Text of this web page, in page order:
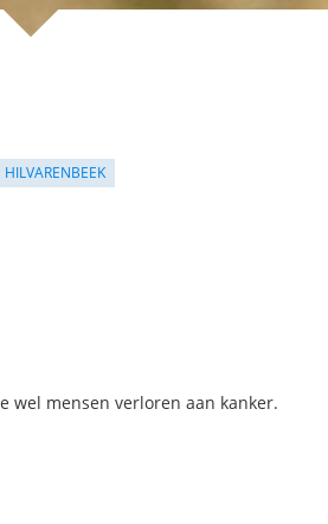
HILVARENBEEK
wel mensen verloren aan kanker.